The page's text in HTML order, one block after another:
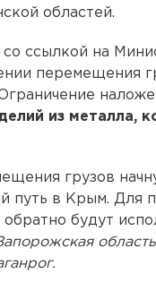
областей.
ссылкой на
перемещения
из металла,
грузов
путь в Крым. Для
будут